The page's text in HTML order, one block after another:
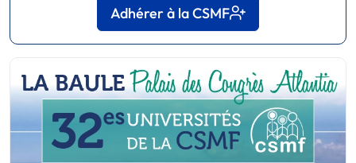
Adhérer à la CSMF